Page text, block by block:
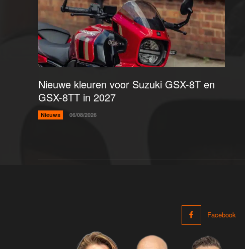
Nieuwe kleuren voor Suzuki GSX-8T en
GSX-8TT in 2027
Nieuws 06/08/2026
Facebook